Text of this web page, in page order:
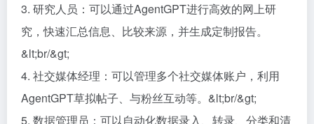
3. 研究人员：可以通过AgentGPT进行高效的网上研
究，快速汇总信息、比较来源，并生成定制报告。
&lt;br/&gt;
4. 社交媒体经理：可以管理多个社交媒体账户，利用
AgentGPT草拟帖子、与粉丝互动等。&lt;br/&gt;
5. 数据管理员：可以自动化数据录入、转录、分类和清